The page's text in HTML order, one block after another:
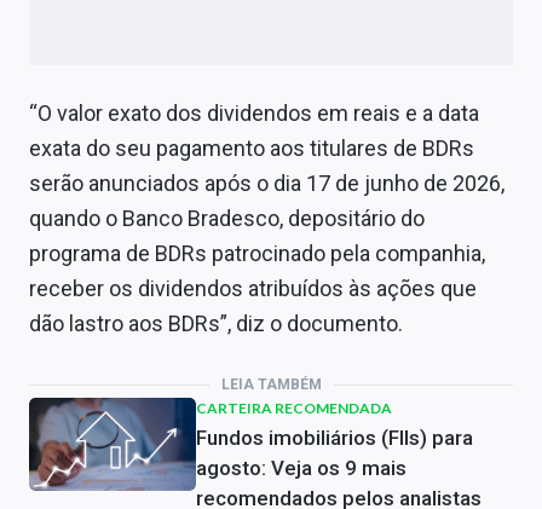
“O valor exato dos dividendos em reais e a data
exata do seu pagamento aos titulares de BDRs
serão anunciados após o dia 17 de junho de 2026,
quando o Banco Bradesco, depositário do
programa de BDRs patrocinado pela companhia,
receber os dividendos atribuídos às ações que
dão lastro aos BDRs”, diz o documento.
LEIA TAMBÉM
CARTEIRA RECOMENDADA
Fundos imobiliários (FIIs) para
agosto: Veja os 9 mais
recomendados pelos analistas